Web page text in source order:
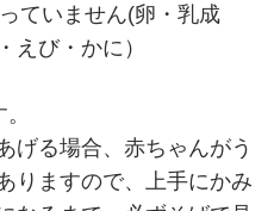
ていません(卵・乳成
えび・かに）
げる場合、赤ちゃんがう
りますので、上手にかみ